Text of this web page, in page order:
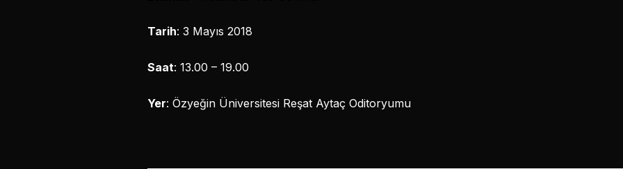
Tarih: 3 Mayıs 2018
Saat: 13.00 – 19.00
Yer: Özyeğin Üniversitesi Reşat Aytaç Oditoryumu